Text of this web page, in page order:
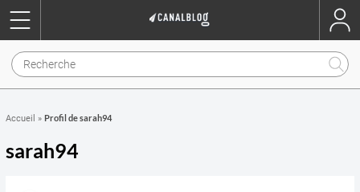
Accueil » Profil de sarah94
sarah94